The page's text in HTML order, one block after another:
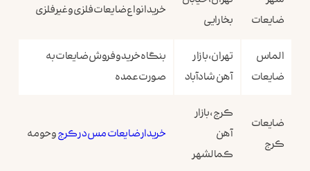
ضایعات
بخارایی
خرید انواع ضایعات فلزی و غیرفلزی
الماس
ضایعات
تهران، بازار
آهن شادآباد
بنگاه خرید و فروش ضایعات به
صورت عمده
ضایعات
کرج
کرج، بازار
آهن
کمالشهر
خریدار ضایعات مس در کرجو حومه